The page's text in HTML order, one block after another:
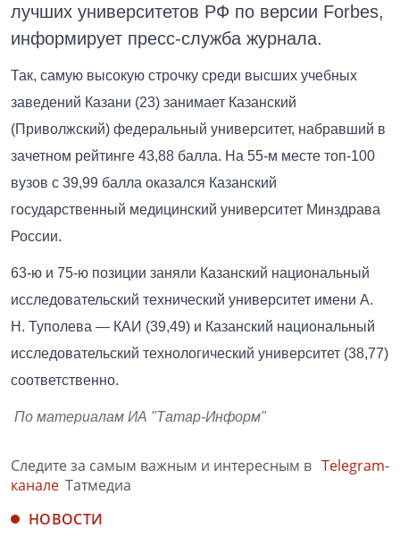
лучших университетов РФ по версии Forbes,
информирует пресс-служба журнала.
Так, самую высокую строчку среди высших учебных
заведений Казани (23) занимает Казанский
(Приволжский) федеральный университет, набравший в
зачетном рейтинге 43,88 балла. На 55-м месте топ-100
вузов с 39,99 балла оказался Казанский
государственный медицинский университет Минздрава
России.
63-ю и 75-ю позиции заняли Казанский национальный
исследовательский технический университет имени А.
Н. Туполева — КАИ (39,49) и Казанский национальный
исследовательский технологический университет (38,77)
соответственно.
По материалам ИА "Татар-Информ"
Следите за самым важным и интересным в Telegram-
канале Татмедиа
НОВОСТИ